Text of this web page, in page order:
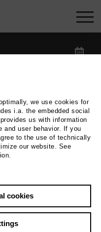
we use cookies for
i.a. the embedded social
us with information
and user behavior. If you
to the use of technically
our website. See
cookies